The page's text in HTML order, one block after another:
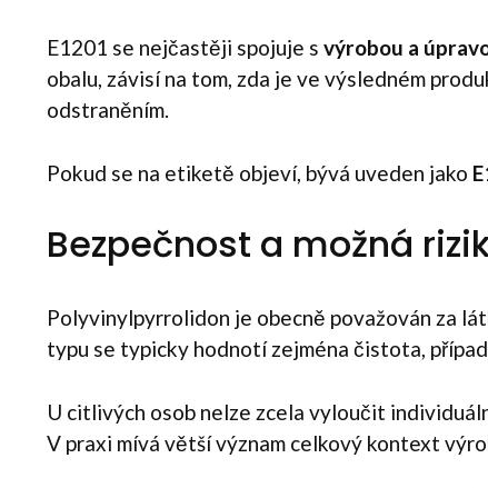
E1201 se nejčastěji spojuje s výrobou a
obalu, závisí na tom, zda je ve výsledném
odstraněním.
Pokud se na etiketě objeví, bývá uveden jako
Bezpečnost a možná
Polyvinylpyrrolidon je obecně považován za
typu se typicky hodnotí zejména čistota,
U citlivých osob nelze zcela vyloučit
V praxi mívá větší význam celkový kontext